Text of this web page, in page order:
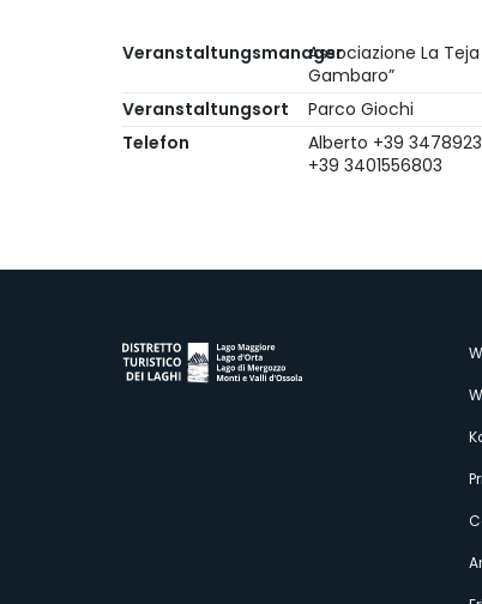
VeranstaltungsmanagerAssociazione La
Gambaro”
Veranstaltungsort
Parco Giochi
Telefon
Alberto +39
+39 3401556803